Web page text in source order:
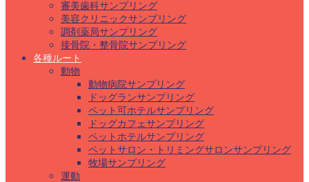
審美歯科サンプリング
美容クリニックサンプリング
調剤薬局サンプリング
接骨院・整骨院サンプリング
各種ルート
動物
動物病院サンプリング
ドッグランサンプリング
ペット可ホテルサンプリング
ドッグカフェサンプリング
ペットホテルサンプリング
ペットサロン・トリミングサロンサンプリング
牧場サンプリング
運動